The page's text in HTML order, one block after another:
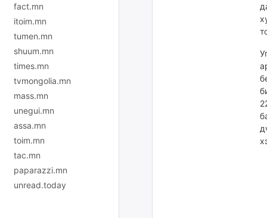
fact.mn
itoim.mn
tumen.mn
shuum.mn
times.mn
tvmongolia.mn
mass.mn
unegui.mn
assa.mn
toim.mn
tac.mn
paparazzi.mn
unread.today